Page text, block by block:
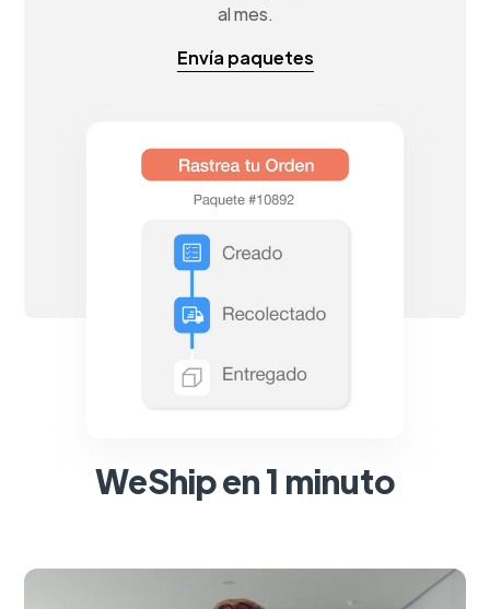
al mes.
Envía paquetes
WeShip en 1 minuto